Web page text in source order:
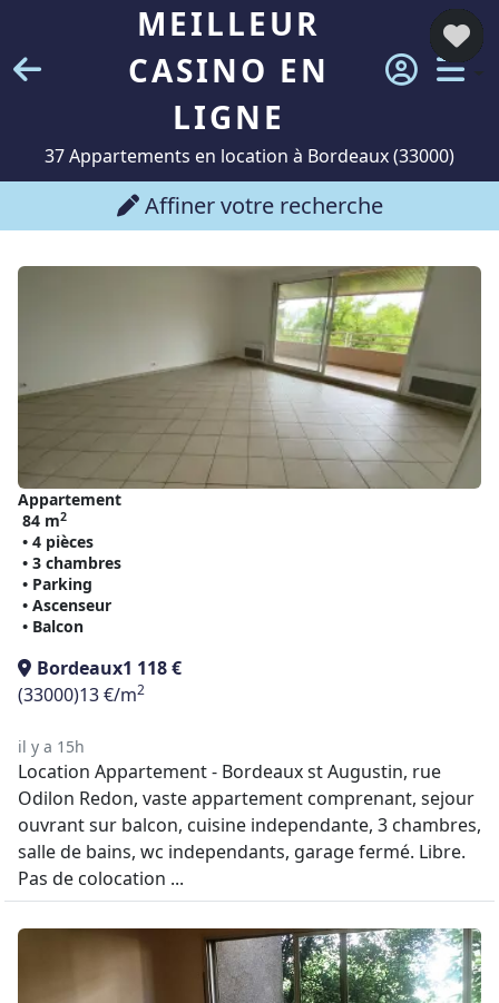
MEILLEUR
CASINO EN
LIGNE
37 Appartements en location à Bordeaux (33000)
Affiner votre recherche
Appartement
84 m2
• 4 pièces
• 3 chambres
• Parking
• Ascenseur
• Balcon
Bordeaux1 118 €
(33000)13 €/m2
il y a 15h
Location Appartement - Bordeaux st Augustin, rue
Odilon Redon, vaste appartement comprenant, sejour
ouvrant sur balcon, cuisine independante, 3 chambres,
salle de bains, wc independants, garage fermé. Libre.
Pas de colocation ...